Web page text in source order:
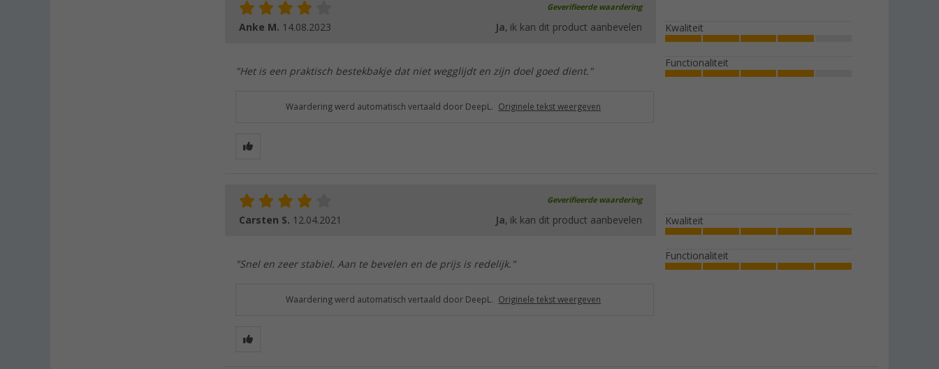
Geverifieerde waardering
Anke M. 14.08.2023 Ja, ik kan dit product aanbevelen
"Het is een praktisch bestekbakje dat niet wegglijdt en zijn doel goed dient."
Kwaliteit
Functionaliteit
Waardering werd automatisch vertaald door DeepL. Originele tekst weergeven
Geverifieerde waardering
Carsten S. 12.04.2021 Ja, ik kan dit product aanbevelen
"Snel en zeer stabiel. Aan te bevelen en de prijs is redelijk."
Kwaliteit
Functionaliteit
Waardering werd automatisch vertaald door DeepL. Originele tekst weergeven